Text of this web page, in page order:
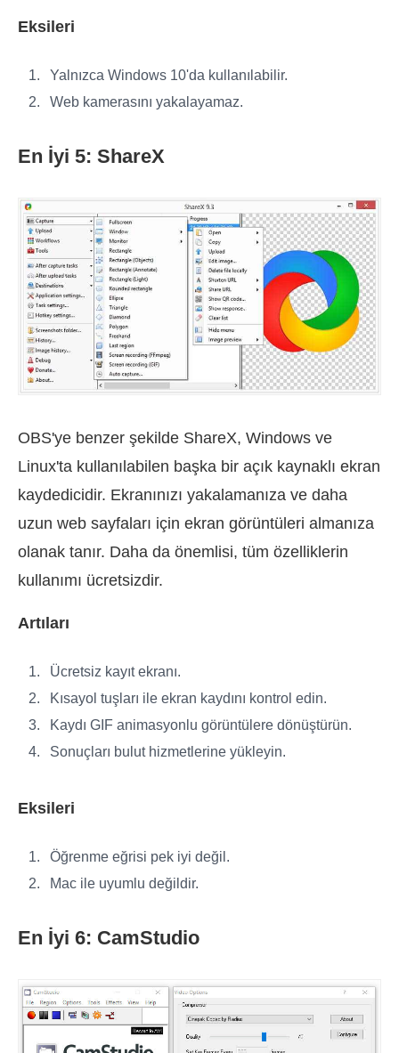
Eksileri
Yalnızca Windows 10'da kullanılabilir.
Web kamerasını yakalayamaz.
En İyi 5: ShareX
OBS'ye benzer şekilde ShareX, Windows ve
Linux'ta kullanılabilen başka bir açık kaynaklı ekran
kaydedicidir. Ekranınızı yakalamanıza ve daha
uzun web sayfaları için ekran görüntüleri almanıza
olanak tanır. Daha da önemlisi, tüm özelliklerin
kullanımı ücretsizdir.
Artıları
Ücretsiz kayıt ekranı.
Kısayol tuşları ile ekran kaydını kontrol edin.
Kaydı GIF animasyonlu görüntülere dönüştürün.
Sonuçları bulut hizmetlerine yükleyin.
Eksileri
Öğrenme eğrisi pek iyi değil.
Mac ile uyumlu değildir.
En İyi 6: CamStudio